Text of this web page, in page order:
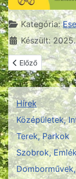
Részletek
Kategória:
Készült:
Előző cikk:
Előző
Hírek
Középületek,
Terek, Parkok
Szobrok,